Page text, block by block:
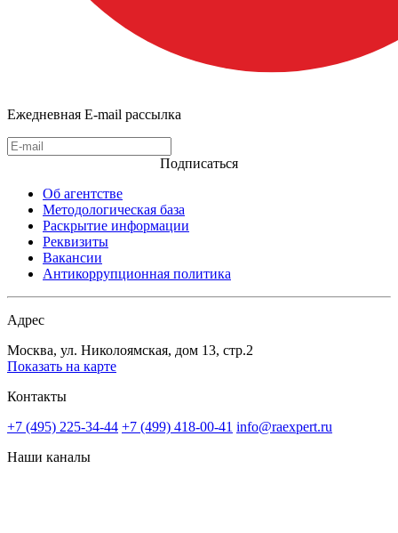
Ежедневная E-mail рассылка
Подписаться
Об агентстве
Методологическая база
Раскрытие информации
Реквизиты
Вакансии
Антикоррупционная политика
Адрес
Москва, ул. Николоямская, дом 13, стр.2
Показать на карте
Контакты
+7 (495) 225-34-44 +7 (499) 418-00-41 info@raexpert.ru
Наши каналы